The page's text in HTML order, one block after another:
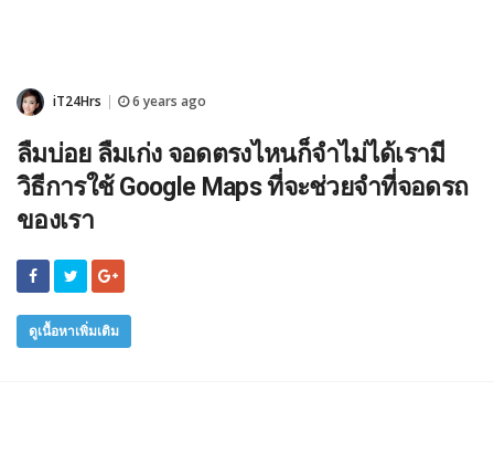
iT24Hrs 6 years ago
ลืมบ่อย ลืมเก่ง จอดตรงไหนก็จำไม่ได้เรามี
วิธีการใช้ Google Maps ที่จะช่วยจำที่จอดรถ
ของเรา
ดูเนื้อหาเพิ่มเติม